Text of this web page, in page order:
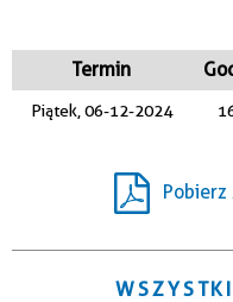
Trwające w zakresie
Termin
Piątek, 06-12-2024
Pobierz